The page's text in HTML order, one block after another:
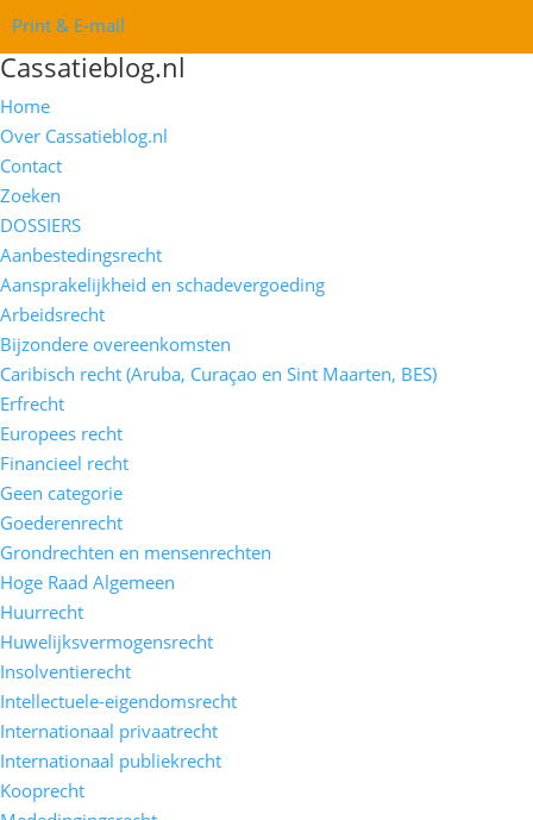
Print & E-mail
Cassatieblog.nl
Home
Over Cassatieblog.nl
Contact
Zoeken
DOSSIERS
Aanbestedingsrecht
Aansprakelijkheid en schadevergoeding
Arbeidsrecht
Bijzondere overeenkomsten
Caribisch recht (Aruba, Curaçao en Sint Maarten, BES)
Erfrecht
Europees recht
Financieel recht
Geen categorie
Goederenrecht
Grondrechten en mensenrechten
Hoge Raad Algemeen
Huurrecht
Huwelijksvermogensrecht
Insolventierecht
Intellectuele-eigendomsrecht
Internationaal privaatrecht
Internationaal publiekrecht
Kooprecht